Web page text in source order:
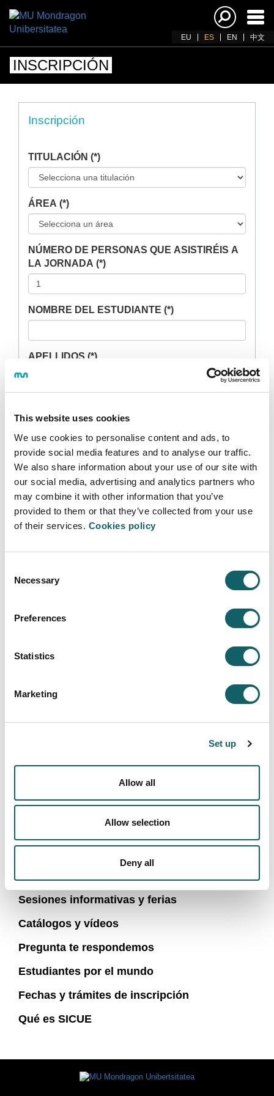
This website uses cookies
We use cookies to personalise content and ads, to
provide social media features and to analyse our traffic.
We also share information about your use of our site with
our social media, advertising and analytics partners who
may combine it with other information that you’ve
provided to them or that they’ve collected from your use
of their services. Cookies policy
Selection
Necessary
Preferences
Statistics
Marketing
Set up
Allow all
Allow selection
Deny all
EU ES EN 中文
INSCRIPCIÓN
Inscripción
TITULACIÓN (*)
ÁREA (*)
NÚMERO DE PERSONAS QUE ASISTIRÉIS A
LA JORNADA (*)
NOMBRE DEL ESTUDIANTE (*)
APELLIDOS (*)
TELÉFONO (*)
E-MAIL
Leer la Política de privacidad
GRADOS UNIVERSITARIOS
Sesiones informativas y ferias
Catálogos y vídeos
Pregunta te respondemos
Estudiantes por el mundo
Fechas y trámites de inscripción
Qué es SICUE